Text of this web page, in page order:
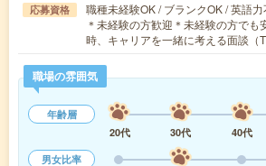
応募資格
職種未経験OK / ブランクOK / 英語
＊未経験の方歓迎＊未経験の方でも
時、キャリアを一緒に考える面談
職場の雰囲気
年齢層
20代
30代 40代
男女比率